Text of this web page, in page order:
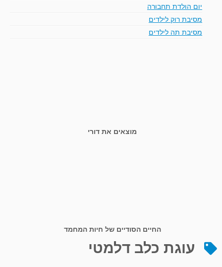
יום הולדת תחבורה
מסיבת רוק לילדים
מסיבת תה לילדים
מוצאים את דורי
החיים הסודיים של חיות המחמד
עוגת כלב דלמטי